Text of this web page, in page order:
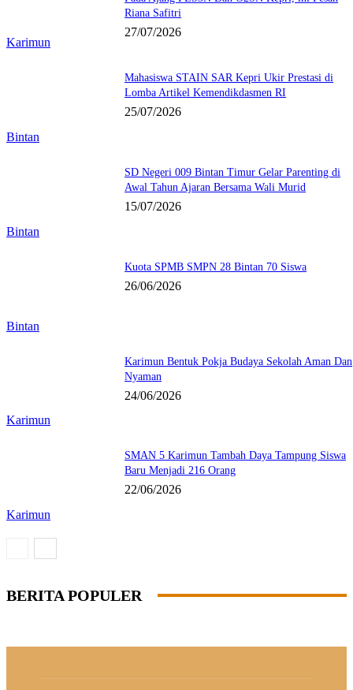
Karimun
Riana Safitri
27/07/2026
Bintan
Mahasiswa STAIN SAR Kepri Ukir Prestasi di
Lomba Artikel Kemendikdasmen RI
25/07/2026
Bintan
SD Negeri 009 Bintan Timur Gelar Parenting di
Awal Tahun Ajaran Bersama Wali Murid
15/07/2026
Bintan
Kuota SPMB SMPN 28 Bintan 70 Siswa
26/06/2026
Karimun
Karimun Bentuk Pokja Budaya Sekolah Aman Dan
Nyaman
24/06/2026
Karimun
SMAN 5 Karimun Tambah Daya Tampung Siswa
Baru Menjadi 216 Orang
22/06/2026
BERITA POPULER